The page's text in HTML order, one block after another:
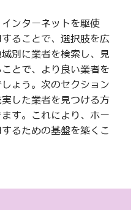
ンターネットを駆使
ることで、選択肢を広
別に業者を検索し、見
とで、より良い業者を
ょう。次のセクション
した業者を見つける方
す。これにより、ホー
るための基盤を築くこ